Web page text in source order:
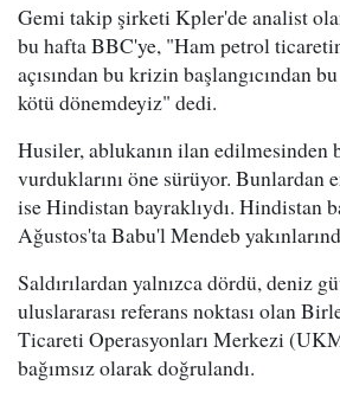
Gemi takip şirketi Kpler'de analist
bu hafta BBC'ye, "Ham petrol
açısından bu krizin başlangıcından bu
kötü dönemdeyiz" dedi.
Husiler, ablukanın ilan edilmesinden
vurduklarını öne sürüyor. Bunlardan
ise Hindistan bayraklıydı. Hindistan
Ağustos'ta Babu'l Mendeb
Saldırılardan yalnızca dördü, deniz
uluslararası referans noktası olan
Ticareti Operasyonları Merkezi
bağımsız olarak doğrulandı.